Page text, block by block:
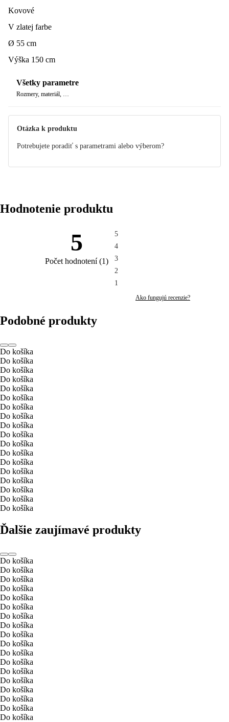
Kovové
V zlatej farbe
Ø 55 cm
Výška 150 cm
Všetky parametre
Rozmery, materiál, …
Otázka k produktu
Potrebujete poradiť s parametrami alebo výberom?
Hodnotenie produktu
5
Počet hodnotení(1)
5
4
3
2
1
Ako fungujú recenzie?
Podobné produkty
Do košíka
Do košíka
Do košíka
Do košíka
Do košíka
Do košíka
Do košíka
Do košíka
Do košíka
Do košíka
Do košíka
Do košíka
Do košíka
Do košíka
Do košíka
Do košíka
Do košíka
Do košíka
Ďalšie zaujímavé produkty
Do košíka
Do košíka
Do košíka
Do košíka
Do košíka
Do košíka
Do košíka
Do košíka
Do košíka
Do košíka
Do košíka
Do košíka
Do košíka
Do košíka
Do košíka
Do košíka
Do košíka
Do košíka